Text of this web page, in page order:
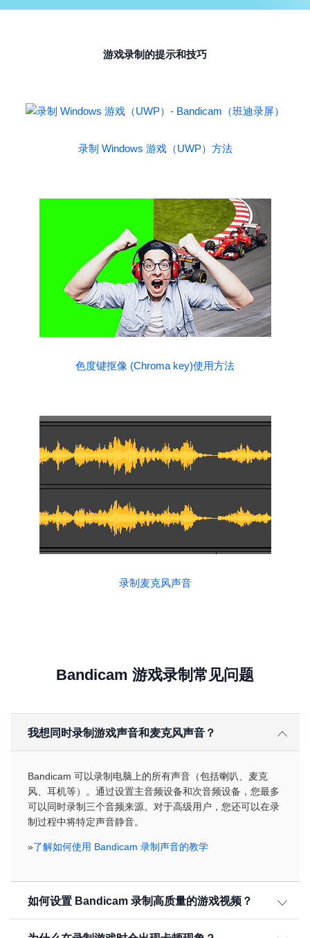
游戏录制的提示和技巧
录制 Windows 游戏（UWP）方法
色度键抠像 (Chroma key)使用方法
录制麦克风声音
Bandicam 游戏录制常见问题
我想同时录制游戏声音和麦克风声音？
Bandicam 可以录制电脑上的所有声音（包括喇叭、麦克
风、耳机等）。通过设置主音频设备和次音频设备，您最多
可以同时录制三个音频来源。对于高级用户，您还可以在录
制过程中将特定声音静音。
»了解如何使用 Bandicam 录制声音的教学
如何设置 Bandicam 录制高质量的游戏视频？